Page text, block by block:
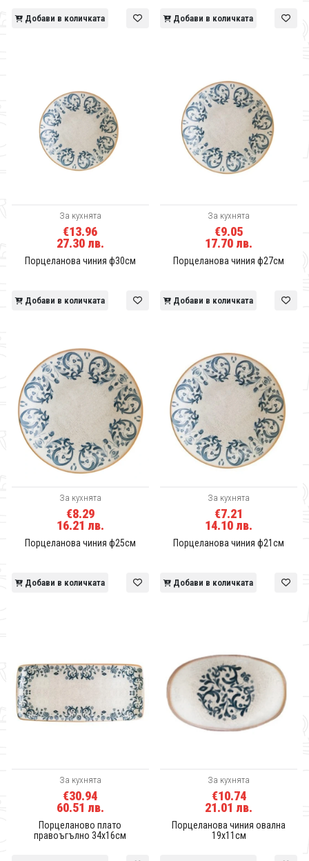
Добави в количката Добави в количката
За кухнята
€13.96
27.30 лв.
Порцеланова чиния ф30см
Добави в количката
За кухнята
€9.05
17.70 лв.
Порцеланова чиния ф27см
Добави в количката
За кухнята
€8.29
16.21 лв.
Порцеланова чиния ф25см
Добави в количката
За кухнята
€7.21
14.10 лв.
Порцеланова чиния ф21см
Добави в количката
За кухнята
€30.94
60.51 лв.
Порцеланово плато
правоъгълно 34x16см
За кухнята
€10.74
21.01 лв.
Порцеланова чиния овална
19x11см